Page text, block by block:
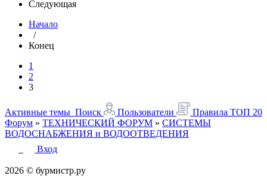
Следующая
Начало
/
Конец
1
2
3
Активные темы Поиск Пользователи Правила ТОП 20
Форум » ТЕХНИЧЕСКИЙ ФОРУМ » СИСТЕМЫ
ВОДОСНАБЖЕНИЯ и ВОДООТВЕДЕНИЯ
Вход
2026 © бурмистр.ру